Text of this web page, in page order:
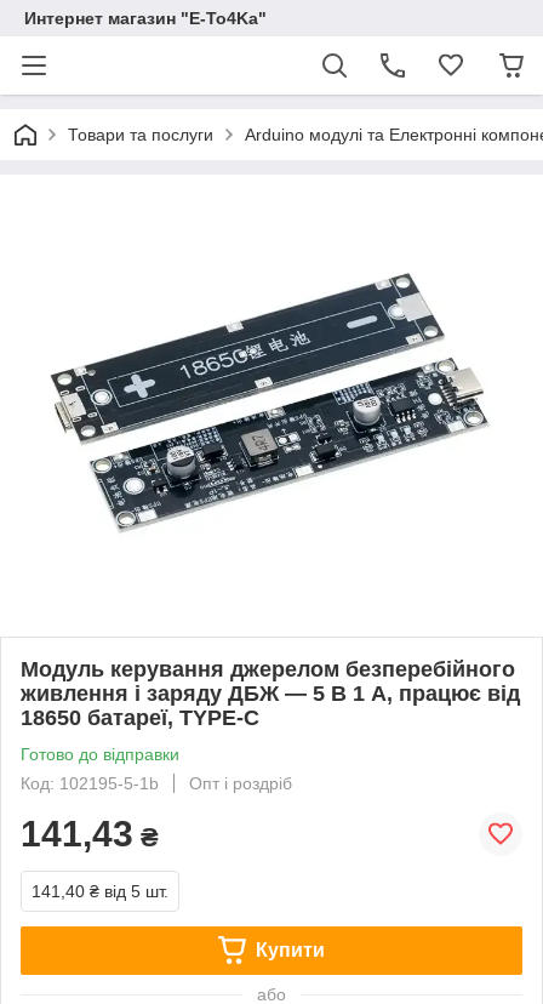
Интернет магазин "E-To4Ka"
Товари та послуги Arduino модулі та Електронні
Модуль керування джерелом безперебійного
живлення і заряду ДБЖ — 5 В 1 А, працює від
18650 батареї, TYPE-C
Готово до відправки
Код: 102195-5-1b
Опт і роздріб
141,43 ₴
141,40 ₴ від 5 шт.
Купити
або